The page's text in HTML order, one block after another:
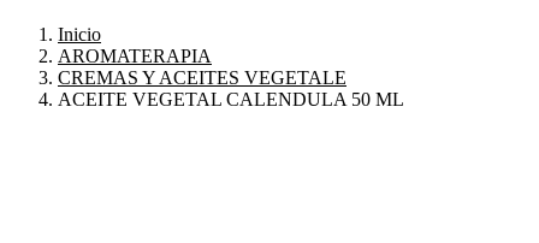
Inicio
AROMATERAPIA
CREMAS Y ACEITES VEGETALE
ACEITE VEGETAL CALENDULA 50 ML